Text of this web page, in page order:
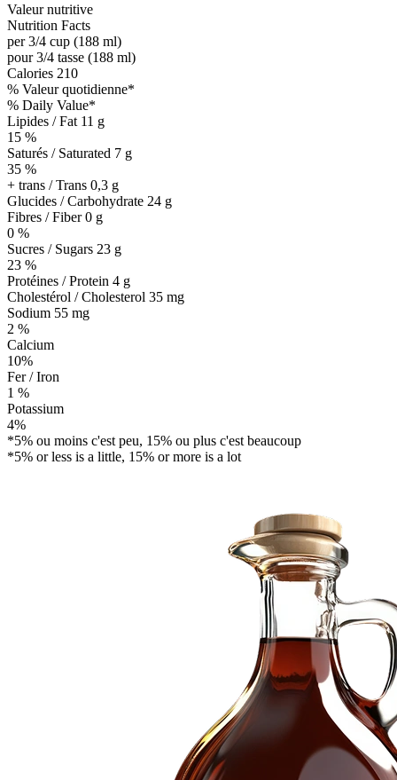
Valeur nutritive
Nutrition Facts
per 3/4 cup (188 ml)
pour 3/4 tasse (188 ml)
Calories 210
% Valeur quotidienne*
% Daily Value*
Lipides / Fat 11 g
15 %
Saturés / Saturated 7 g
35 %
+ trans / Trans 0,3 g
Glucides / Carbohydrate 24 g
Fibres / Fiber 0 g
0 %
Sucres / Sugars 23 g
23 %
Protéines / Protein 4 g
Cholestérol / Cholesterol 35 mg
Sodium 55 mg
2 %
Calcium
10%
Fer / Iron
1 %
Potassium
4%
*5% ou moins c'est peu, 15% ou plus c'est beaucoup
*5% or less is a little, 15% or more is a lot